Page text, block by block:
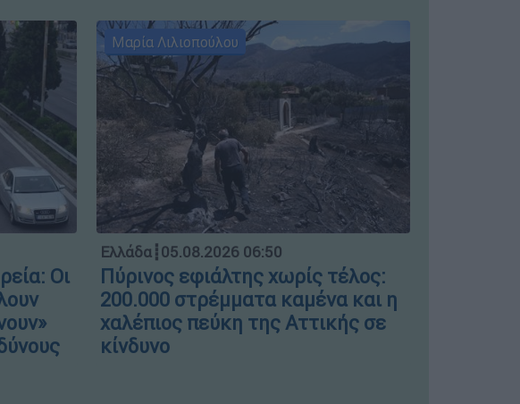
Οι
Μαρία Λιλιοπούλου
Ελλάδα┋05.08.2026 06:50
Πύρινος εφιάλτης χωρίς τέλος:
200.000 στρέμματα καμένα και η
χαλέπιος πεύκη της Αττικής σε
κίνδυνο